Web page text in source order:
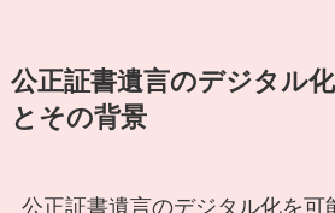
公正証書遺言のデジタル
とその背景
公正証書遺言のデジタル化を可